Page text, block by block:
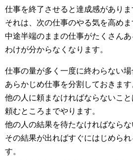
仕事を終了させると達成感がありま
それは、次の仕事のやる気を高めま
中途半端のままの仕事がたくさんあ
わけが分からなくなります。
仕事の量が多く一度に終わらない場
あらかじめ仕事を分割しておきます
他の人に頼まなければならないこと
頼むところまでやります。
他の人の結果を待たなければならな
その結果が出ればすぐにはじめら
す。